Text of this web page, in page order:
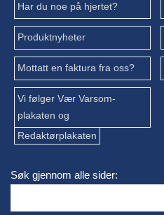
Har du noe på hjertet?
Produktnyheter
Mottatt en faktura fra oss?
Vi følger Vær Varsom-
plakaten og
Redaktørplakaten
Søk gjennom alle sider: